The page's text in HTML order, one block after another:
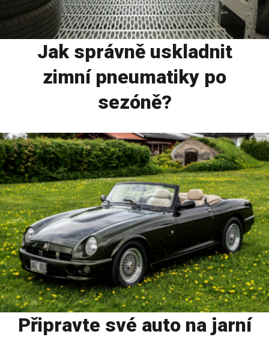
Jak správně uskladnit
zimní pneumatiky po
sezóně?
Připravte své auto na jarní